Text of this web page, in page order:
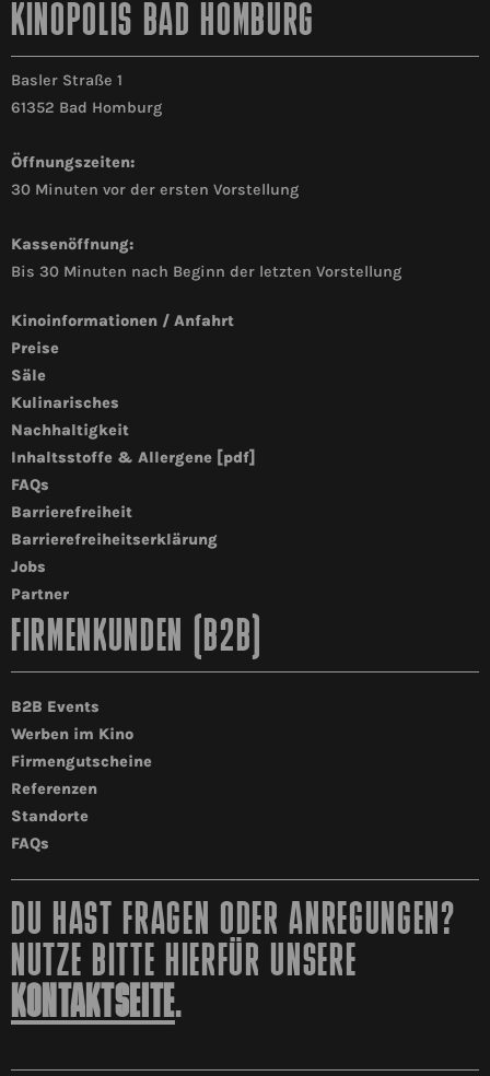
KINOPOLIS BAD HOMBURG
Basler Straße 1
61352 Bad Homburg
Öffnungszeiten:
30 Minuten vor der ersten Vorstellung
Kassenöffnung:
Bis 30 Minuten nach Beginn der letzten Vorstellung
Kinoinformationen / Anfahrt
Preise
Säle
Kulinarisches
Nachhaltigkeit
Inhaltsstoffe & Allergene [pdf]
FAQs
Barrierefreiheit
Barrierefreiheitserklärung
Jobs
Partner
FIRMENKUNDEN (B2B)
B2B Events
Werben im Kino
Firmengutscheine
Referenzen
Standorte
FAQs
DU HAST FRAGEN ODER ANREGUNGEN?
NUTZE BITTE HIERFÜR UNSERE
KONTAKTSEITE.